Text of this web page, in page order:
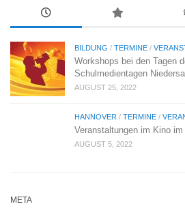
BILDUNG / TERMINE /
Workshops bei den Tagen
Schulmedientagen
AUGUST 25, 2022
HANNOVER / TERMINE /
Veranstaltungen im Kino
AUGUST 5, 2022
META